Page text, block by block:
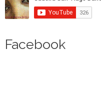
Facebook